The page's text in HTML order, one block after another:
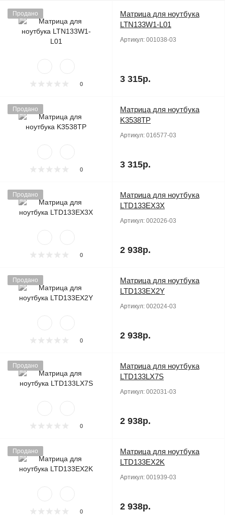
Продано
0
Матрица для ноутбука
LTN133W1-L01
Артикул: 001038-03
3 315р.
Продано
0
Матрица для ноутбука
K3538TP
Артикул: 016577-03
3 315р.
Продано
0
Матрица для ноутбука
LTD133EX3X
Артикул: 002026-03
2 938р.
Продано
0
Матрица для ноутбука
LTD133EX2Y
Артикул: 002024-03
2 938р.
Продано
0
Матрица для ноутбука
LTD133LX7S
Артикул: 002031-03
2 938р.
Продано
0
Матрица для ноутбука
LTD133EX2K
Артикул: 001939-03
2 938р.